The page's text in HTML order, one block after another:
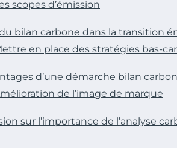
scopes d’émission
bilan carbone dans la transition
en place des stratégies bas-
d’une démarche bilan
de l’image de marque
sur l’importance de l’analyse